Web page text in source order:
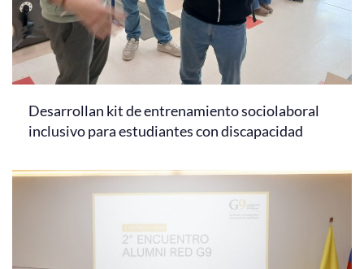
Desarrollan kit de entrenamiento sociolaboral
inclusivo para estudiantes con discapacidad